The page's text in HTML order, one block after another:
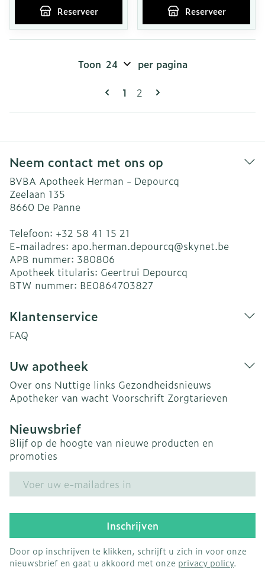
Reserveer Reserveer
Pagina's
U lees momenteel pagina
1 Pagina
2
Toon per pagina
Neem contact met ons op
BVBA Apotheek Herman - Depourcq
Zeelaan 135
8660 De Panne
Telefoon: +32 58 41 15 21
E-mailadres: apo.herman.depourcq@skynet.be
APB nummer: 380806
Apotheek titularis: Geertrui Depourcq
BTW nummer: BE0864703827
Klantenservice
FAQ
Uw apotheek
Over ons Nuttige links Gezondheidsnieuws
Apotheker van wacht Voorschrift Zorgtarieven
Nieuwsbrief
Blijf op de hoogte van nieuwe producten en
promoties
Inschrijven
Door op inschrijven te klikken, schrijft u zich in voor onze
nieuwsbrief en gaat u akkoord met onze privacy policy.